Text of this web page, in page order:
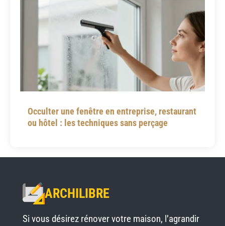
Occulter une fenêtre en entreprise, restaurant
ou hôtel : les techniques sans perçage
ARCHILIBRE
Si vous désirez rénover votre maison, l’agrandir